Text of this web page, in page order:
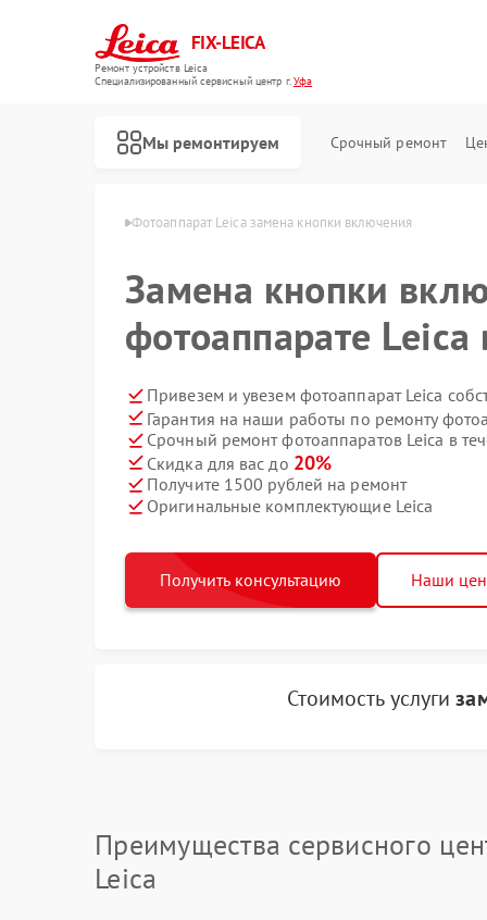
FIX-LEICA
Ремонт устройств Leica
Специализированный cервисный центр г.Уфа
Мы ремонтируем Срочный ремонт
Фотоаппарат Leica замена кнопки включения
Замена кнопки
фотоаппарате Leica
Привезем и увезем фотоаппарат Leica
Гарантия на наши работы по ремонту
Срочный ремонт фотоаппаратов Leica в
Скидка для вас до 20%
Получите 1500 рублей на ремонт
Оригинальные комплектующие Leica
Получить консультацию Наши
Стоимость услуги
Преимущества сервисного
Leica